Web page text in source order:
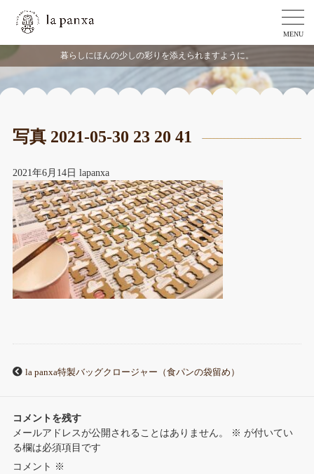
MENU
暮らしにほんの少しの彩りを添えられますように。
写真 2021-05-30 23 20 41
2021年6月14日 lapanxa
la panxa特製バッグクロージャー（食パンの袋留め）
コメントを残す
メールアドレスが公開されることはありません。
※ が付いてい
る欄は必須項目です
コメント ※